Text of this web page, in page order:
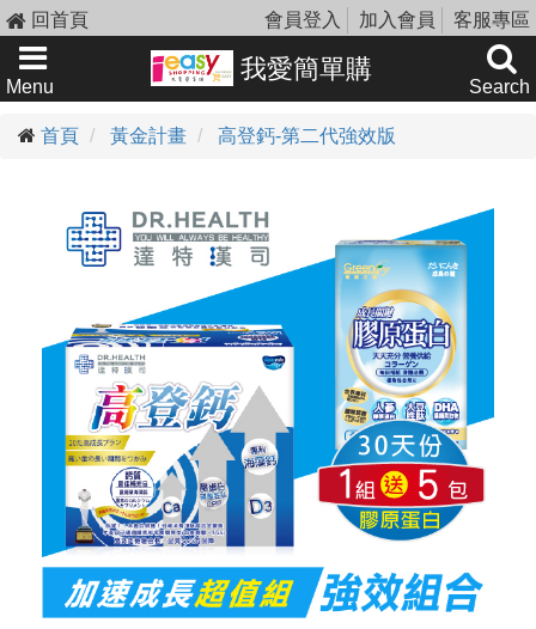
回首頁 會員登入 加入會員 客服專區
Menu
我愛簡單購
Search
首頁 黃金計畫 高登鈣-第二代強效版